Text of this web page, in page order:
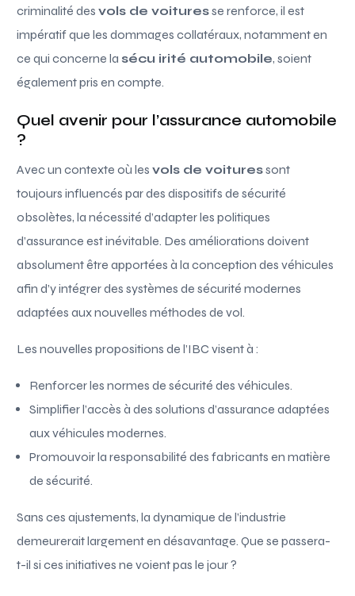
criminalité desvols de voituresse renforce, il est
impératif que les dommages collatéraux, notamment en
ce qui concerne la sécu irité automobile, soient
également pris en compte.
Quel avenir pour l’assurance automobile
?
Avec un contexte où lesvols de voituressont
toujours influencés par des dispositifs de sécurité
obsolètes, la nécessité d’adapter les politiques
d’assurance est inévitable. Des améliorations doivent
absolument être apportées à la conception des véhicules
afin d’y intégrer des systèmes de sécurité modernes
adaptées aux nouvelles méthodes de vol.
Les nouvelles propositions de l’IBC visent à :
Renforcer les normes de sécurité des véhicules.
Simplifier l’accès à des solutions d’assurance adaptées
aux véhicules modernes.
Promouvoir la responsabilité des fabricants en matière
de sécurité.
Sans ces ajustements, la dynamique de l’industrie
demeurerait largement en désavantage. Que se passera-
t-il si ces initiatives ne voient pas le jour ?